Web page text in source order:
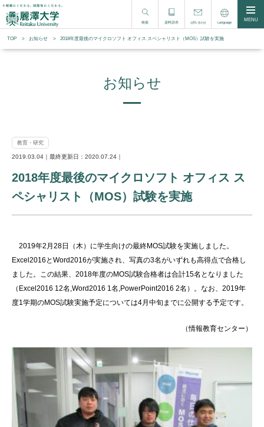
検索 資料請求 お問い合わせ Language MENU
TOP お知らせ 2018年度最後のマイクロソフト オフィス スペシャリスト（MOS）試験を実施
お知らせ
教育・研究
2019.03.04｜最終更新日：2020.07.24｜
2018年度最後のマイクロソフト オフィス ス
ペシャリスト（MOS）試験を実施
2019年2月28日（木）に学生向けの最終MOS試験を実施しました。
Excel2016とWord2016が実施され、写真の3名がいずれも高得点で合格し
ました。この結果、2018年度のMOS試験合格者は合計15名となりました
（Excel2016 12名,Word2016 1名,PowerPoint2016 2名）。なお、2019年
度1学期のMOS試験実施予定については4月中旬までに公開する予定です。
（情報教育センター）